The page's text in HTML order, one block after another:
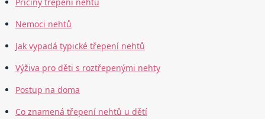
Příčiny třepení nehtů
Nemoci nehtů
Jak vypadá typické třepení nehtů
Výživa pro děti s roztřepenými nehty
Postup na doma
Co znamená třepení nehtů u dětí